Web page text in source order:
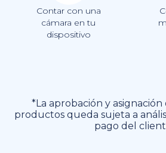
Contar con una
cámara en tu
dispositivo
*La aprobación y
productos queda sujeta a
pago del